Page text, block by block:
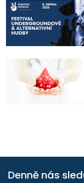
Denně nás